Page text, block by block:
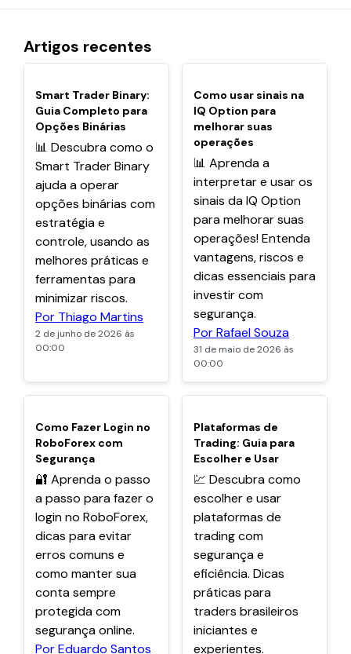
Artigos recentes
POPULARES
Smart Trader Binary:
Guia Completo para
Opções Binárias
📊 Descubra como o
Smart Trader Binary
ajuda a operar
opções binárias com
estratégia e
controle, usando as
melhores práticas e
ferramentas para
minimizar riscos.
Por Thiago Martins
2 de junho de 2026 às
00:00
POPULARES
Como usar sinais na
IQ Option para
melhorar suas
operações
📊 Aprenda a
interpretar e usar os
sinais da IQ Option
para melhorar suas
operações! Entenda
vantagens, riscos e
dicas essenciais para
investir com
segurança.
Por Rafael Souza
31 de maio de 2026 às
00:00
POPULARES
Como Fazer Login no
RoboForex com
Segurança
🔐 Aprenda o passo
a passo para fazer o
login no RoboForex,
dicas para evitar
erros comuns e
como manter sua
conta sempre
protegida com
segurança online.
Por Eduardo Santos
POPULARES
Plataformas de
Trading: Guia para
Escolher e Usar
💹 Descubra como
escolher e usar
plataformas de
trading com
segurança e
eficiência. Dicas
práticas para
traders brasileiros
iniciantes e
experientes.